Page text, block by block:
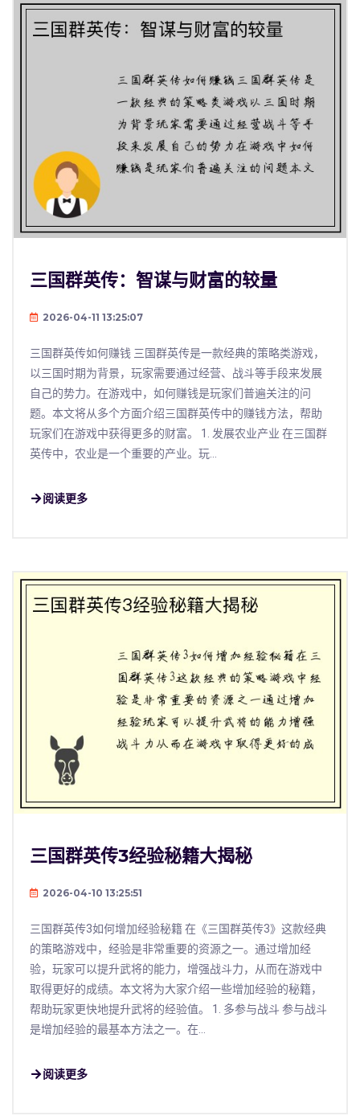
三国群英传：智谋与财富的较量
2026-04-11 13:25:07
三国群英传如何赚钱 三国群英传是一款经典的策略类游戏，
以三国时期为背景，玩家需要通过经营、战斗等手段来发展
自己的势力。在游戏中，如何赚钱是玩家们普遍关注的问
题。本文将从多个方面介绍三国群英传中的赚钱方法，帮助
玩家们在游戏中获得更多的财富。 1. 发展农业产业 在三国群
英传中，农业是一个重要的产业。玩...
阅读更多
三国群英传3经验秘籍大揭秘
2026-04-10 13:25:51
三国群英传3如何增加经验秘籍 在《三国群英传3》这款经典
的策略游戏中，经验是非常重要的资源之一。通过增加经
验，玩家可以提升武将的能力，增强战斗力，从而在游戏中
取得更好的成绩。本文将为大家介绍一些增加经验的秘籍，
帮助玩家更快地提升武将的经验值。 1. 多参与战斗 参与战斗
是增加经验的最基本方法之一。在...
阅读更多